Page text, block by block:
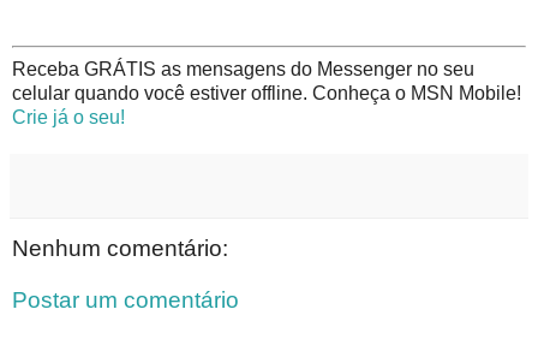
Receba GRÁTIS as mensagens do Messenger no seu
celular quando você estiver offline. Conheça o MSN Mobile!
Crie já o seu!
Nenhum comentário:
Postar um comentário